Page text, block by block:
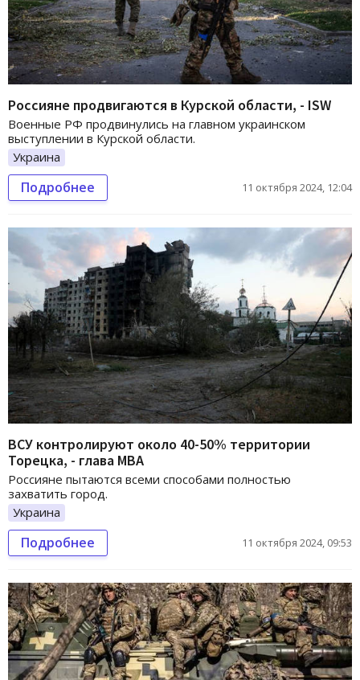
Россияне продвигаются в Курской области, - ISW
Военные РФ продвинулись на главном украинском
выступлении в Курской области.
Украина
Подробнее 11 октября 2024, 12:04
ВСУ контролируют около 40-50% территории
Торецка, - глава МВА
Россияне пытаются всеми способами полностью
захватить город.
Украина
Подробнее 11 октября 2024, 09:53